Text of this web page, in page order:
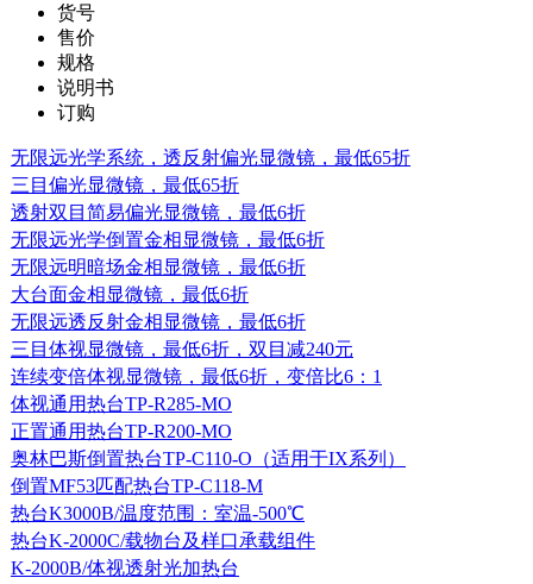
货号
售价
规格
说明书
订购
无限远光学系统，透反射偏光显微镜，最低65折
三目偏光显微镜，最低65折
透射双目简易偏光显微镜，最低6折
无限远光学倒置金相显微镜，最低6折
无限远明暗场金相显微镜，最低6折
大台面金相显微镜，最低6折
无限远透反射金相显微镜，最低6折
三目体视显微镜，最低6折，双目减240元
连续变倍体视显微镜，最低6折，变倍比6：1
体视通用热台TP-R285-MO
正置通用热台TP-R200-MO
奥林巴斯倒置热台TP-C110-O（适用于IX系列）
倒置MF53匹配热台TP-C118-M
热台K3000B/温度范围：室温-500℃
热台K-2000C/载物台及样口承载组件
K-2000B/体视透射光加热台